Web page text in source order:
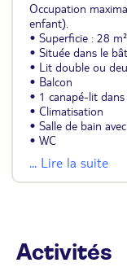
Occupation
enfant).
• Superficie : 28 m²
• Située dans le
• Lit double ou
• Balcon
• 1 canapé-lit
• Climatisation
• Salle de bain
• WC
• Minibar
• Coffre-fort
• Télévision
• Plateau de
... Lire la suite
Activités